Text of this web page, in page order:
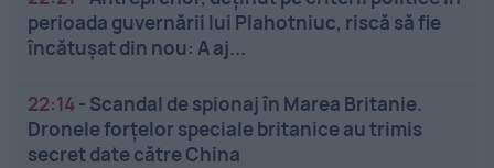
perioada guvernării lui Plahotniuc, riscă să fie
încătuşat din nou: A aj...
22:14- Scandal de spionaj în Marea Britanie.
Dronele forțelor speciale britanice au trimis
secret date către China